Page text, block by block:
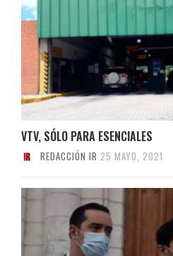
VTV, SÓLO PARA ESENCIALES
REDACCIÓN IR 25 MAYO, 2021